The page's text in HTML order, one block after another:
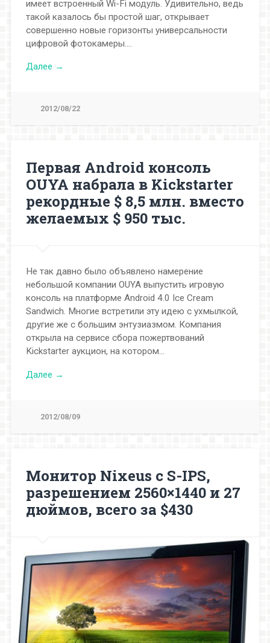
имеет встроенный Wi-Fi модуль. Удивительно, ведь
такой казалось бы простой шаг, открывает
совершенно новые горизонты универсальности
цифровой фотокамеры….
Далее →
2012/08/22
Первая Android консоль
OUYA набрала в Kickstarter
рекордные $ 8,5 млн. вместо
желаемых $ 950 тыс.
Не так давно было объявлено намерение
небольшой компании OUYA выпустить игровую
консоль на платформе Android 4.0 Ice Cream
Sandwich. Многие встретили эту идею с ухмылкой,
другие же с большим энтузиазмом. Компания
открыла на сервисе сбора пожертвований
Kickstarter аукцион, на котором…
Далее →
2012/08/09
Монитор Nixeus с S-IPS,
разрешением 2560×1440 и 27
дюймов, всего за $430